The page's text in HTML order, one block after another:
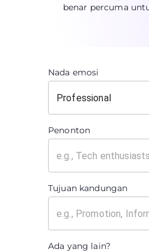
benar percuma
Nada emosi
Penonton
Tujuan kandungan
Ada yang lain?